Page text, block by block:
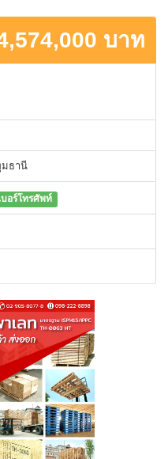
บาท
มธานี
บอร์โทรศัพท์